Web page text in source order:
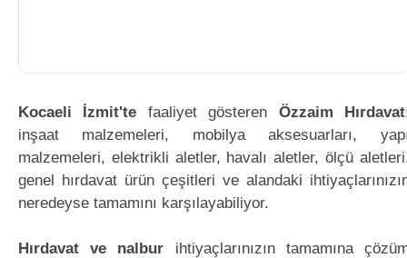
Kocaeli İzmit'te faaliyet gösteren Özzaim Hırdavat
inşaat malzemeleri, mobilya aksesuarları,
malzemeleri, elektrikli aletler, havalı aletler, ölçü
genel hırdavat ürün çeşitleri ve alandaki
neredeyse tamamını karşılayabiliyor.
Hırdavat ve nalbur ihtiyaçlarınızın tamamına